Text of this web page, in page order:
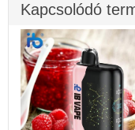
Kapcsolódó